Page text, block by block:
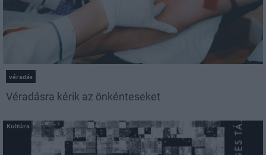
véradás
Véradásra kérik az önkénteseket
Kultúra